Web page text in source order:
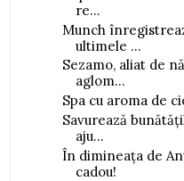
re...
Munch
ultimele ...
Sezamo, aliat de
aglom...
Spa cu aroma de
Savurează
aju...
În dimineața de
cadou!